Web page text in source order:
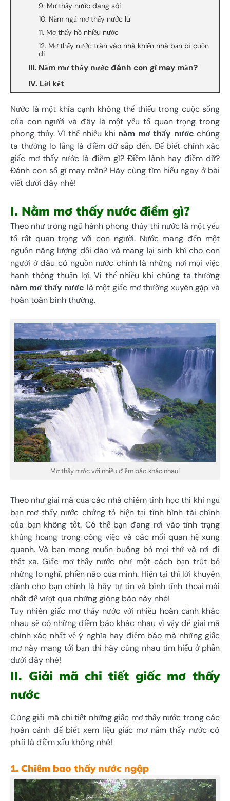
9. Mơ thấy nước đang sôi
10. Nằm ngủ mơ thấy nước lũ
11. Mơ thấy hồ nhiều nước
12. Mơ thấy nước tràn vào nhà khiến nhà bạn bị cuốn
đi
III. Nằm mơ thấy nước đánh con gì may mắn?
IV. Lời kết
Nước là một khía cạnh không thể thiếu trong cuộc sống
của con người và đây là một yếu tố quan trọng trong
phong thủy. Vì thế nhiều khi nằm mơ thấy nước chúng
ta thường lo lắng là điềm dữ sắp đến. Để biết chính xác
giấc mơ thấy nước là điềm gì? Điềm lành hay điềm dữ?
Đánh con số gì may mắn? Hãy cùng tìm hiểu ngay ở bài
viết dưới đây nhé!
I. Nằm mơ thấy nước điềm gì?
Theo như trong ngũ hành phong thủy thì nước là một yếu
tố rất quan trọng với con người. Nước mang đến một
nguồn năng lượng dồi dào và mang lại sinh khí cho con
người ở đâu có nguồn nước chính là những nơi mọi việc
hanh thông thuận lợi. Vì thế nhiều khi chúng ta thường
nằm mơ thấy nước là một giấc mơ thường xuyên gặp và
hoàn toàn bình thường.
Mơ thấy nước với nhiều điềm báo khác nhau!
Theo như giải mã của các nhà chiêm tinh học thì khi ngủ
bạn mơ thấy nước chứng tỏ hiện tại tình hình tài chính
của bạn không tốt. Có thể bạn đang rơi vào tình trạng
khủng hoảng trong công việc và các mối quan hệ xung
quanh. Và bạn mong muốn buông bỏ mọi thứ và rơi đi
thật xa. Giấc mơ thấy nước như một cách bạn trút bỏ
những lo nghĩ, phiền não của mình. Hiện tại thì lời khuyên
dành cho bạn chính là hãy tự tin và bình tĩnh thoải mái
nhất để vượt qua những giông bão này nhé!
Tuy nhiên giấc mơ thấy nước với nhiều hoàn cảnh khác
nhau sẽ có những điềm báo khác nhau vì vậy để giải mã
chính xác nhất về ý nghĩa hay điềm báo mà những giấc
mơ này mang tới bạn thì hãy cùng nhau tìm hiểu ở phần
dưới đây nhé!
II. Giải mã chi tiết giấc mơ thấy
nước
Cùng giải mã chi tiết những giấc mơ thấy nước trong các
hoàn cảnh để biết xem liệu giấc mơ nằm thấy nước có
phải là điềm xấu không nhé!
1. Chiêm bao thấy nước ngập